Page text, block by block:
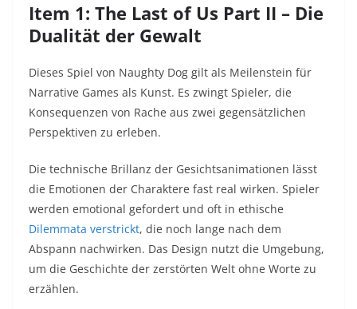
Item 1: The Last of Us Part II – Die
Dualität der Gewalt
Dieses Spiel von Naughty Dog gilt als Meilenstein für
Narrative Games als Kunst. Es zwingt Spieler, die
Konsequenzen von Rache aus zwei gegensätzlichen
Perspektiven zu erleben.
Die technische Brillanz der Gesichtsanimationen lässt
die Emotionen der Charaktere fast real wirken. Spieler
werden emotional gefordert und oft in ethische
Dilemmata verstrickt, die noch lange nach dem
Abspann nachwirken. Das Design nutzt die Umgebung,
um die Geschichte der zerstörten Welt ohne Worte zu
erzählen.